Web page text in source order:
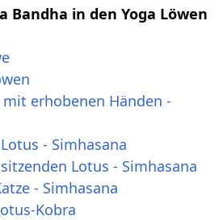
Bandha in den Yoga Löwen
erhobenen Händen -
- Simhasana
Lotus - Simhasana
- Simhasana
Kobra